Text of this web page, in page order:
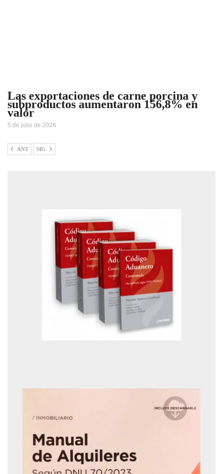
Las exportaciones de carne porcina y
subproductos aumentaron 156,8% en
valor
5 de julio de 2026
ANT SIG